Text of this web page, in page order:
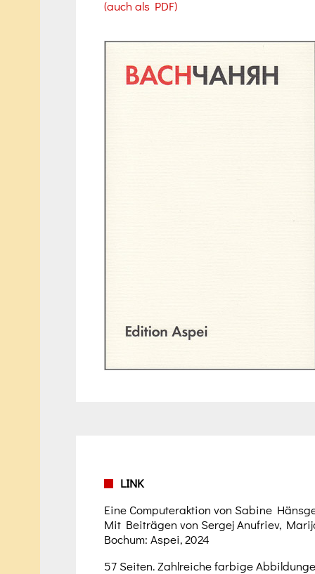
(auch als PDF)
LINK
Eine Computeraktion von Sabine
Mit Beiträgen von Sergej Anufriev,
Bochum: Aspei, 2024
57 Seiten. Zahlreiche farbige